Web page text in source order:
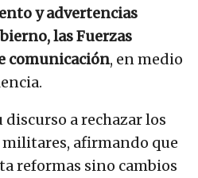
y advertencias
las Fuerzas
comunicación, en medio
a rechazar los
afirmando que
reformas sino cambios